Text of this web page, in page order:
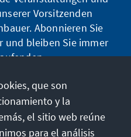
Vorsitzenden
Abonnieren Sie
und bleiben Sie immer
que son
y la
el sitio web reúne
para el análisis